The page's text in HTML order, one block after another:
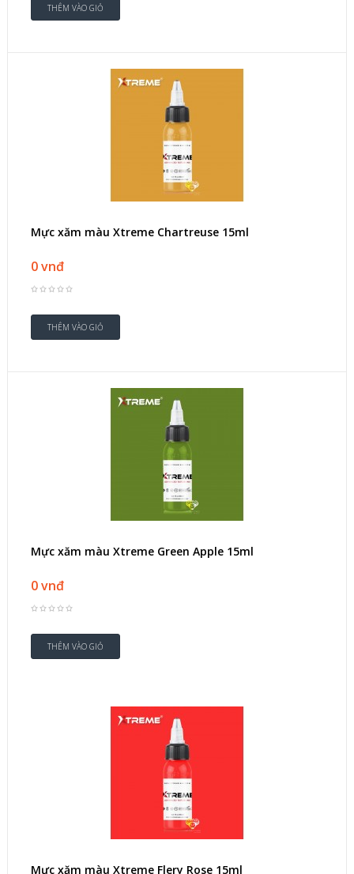
Mực xăm màu Xtreme Chartreuse 15ml
0 vnđ
Mực xăm màu Xtreme Green Apple 15ml
0 vnđ
Mực xăm màu Xtreme Flery Rose 15ml